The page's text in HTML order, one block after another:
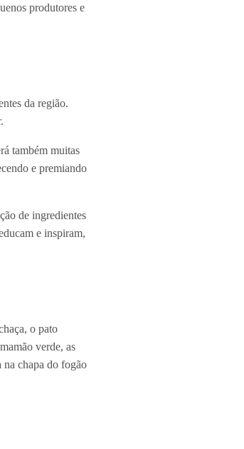
produtores e
da região.
também muitas
e premiando
de ingredientes
e inspiram,
o pato
verde, as
na chapa do fogão